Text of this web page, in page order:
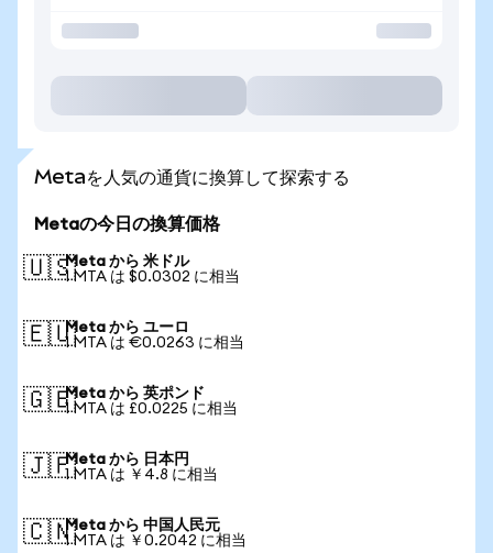
Metaを人気の通貨に換算して探索する
Metaの今日の換算価格
🇺🇸Meta から 米ドル
1 MTA は $0.0302 に相当
🇪🇺Meta から ユーロ
1 MTA は €0.0263 に相当
🇬🇧Meta から 英ポンド
1 MTA は £0.0225 に相当
🇯🇵Meta から 日本円
1 MTA は ￥4.8 に相当
🇨🇳Meta から 中国人民元
1 MTA は ￥0.2042 に相当